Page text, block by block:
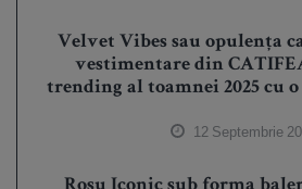
Velvet Vibes sau opulența
vestimentare din
trending al toamnei 2025 cu
12 Septembrie